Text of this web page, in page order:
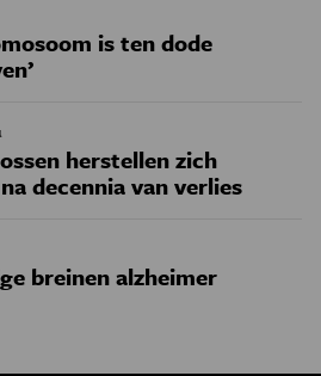
is ten dode
herstellen zich
decennia van verlies
breinen alzheimer